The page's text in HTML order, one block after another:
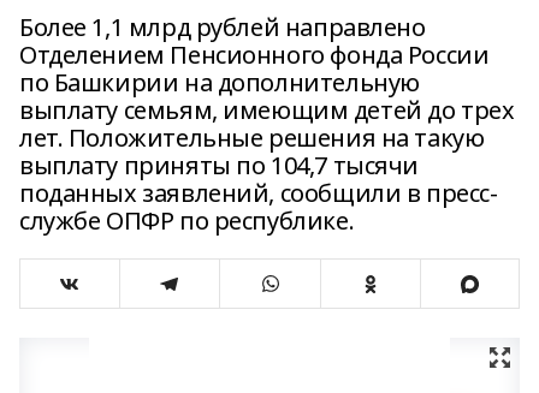
Более 1,1 млрд рублей направлено
Отделением Пенсионного фонда России
по Башкирии на дополнительную
выплату семьям, имеющим детей до трех
лет. Положительные решения на такую
выплату приняты по 104,7 тысячи
поданных заявлений, сообщили в пресс-
службе ОПФР по республике.